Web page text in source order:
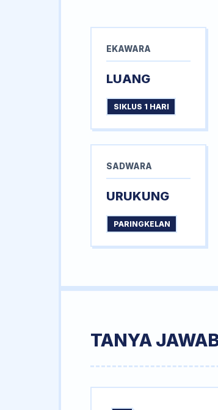
EKAWARA
LUANG
SIKLUS 1 HARI
SADWARA
URUKUNG
PARINGKELAN
TANYA